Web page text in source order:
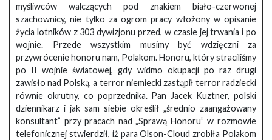
myśliwców walczących pod znakiem biało-czerwonej
szachownicy, nie tylko za ogrom pracy włożony w opisanie
życia lotników z 303 dywizjonu przed, w czasie jej trwania i po
wojnie. Przede wszystkim musimy być wdzięczni za
przywrócenie honoru nam, Polakom. Honoru, który straciliśmy
po II wojnie światowej, gdy widmo okupacji po raz drugi
zawisło nad Polską, a terror niemiecki zastąpił terror radziecki
równie okrutny, co poprzednika. Pan Jacek Kuztner, polski
dziennikarz i jak sam siebie określił „średnio zaangażowany
konsultant” przy pracach nad „Sprawą Honoru” w rozmowie
telefonicznej stwierdził, iż para Olson-Cloud zrobiła Polakom